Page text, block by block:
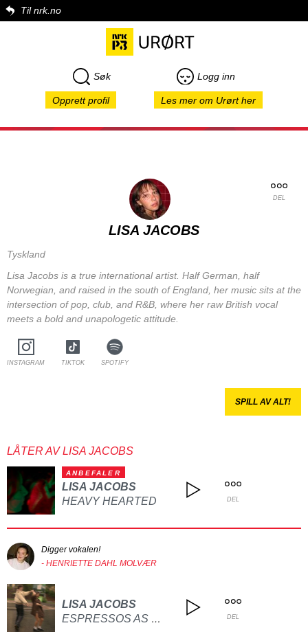
Til nrk.no
Søk Logg inn
Opprett profil Les mer om Urørt her
DEL
LISA JACOBS
Tyskland
Lisa Jacobs is a true international artist. Half German, half
Norwegian, and raised in the south of England, her music sits at the
intersection of pop, club, and R&B, where her raw British vocal
meets a bold and unapologetic attitude.
INSTAGRAM TIKTOK SPOTIFY
SPILL AV ALT!
LÅTER AV LISA JACOBS
ANBEFALER
LISA JACOBS
HEAVY HEARTED
DEL
Digger vokalen!
- HENRIETTE DAHL MOLVÆR
LISA JACOBS
ESPRESSOS AS WE GO DEL